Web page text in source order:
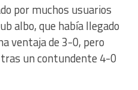
por muchos usuarios
albo, que había llegado
ventaja de 3-0, pero
un contundente 4-0